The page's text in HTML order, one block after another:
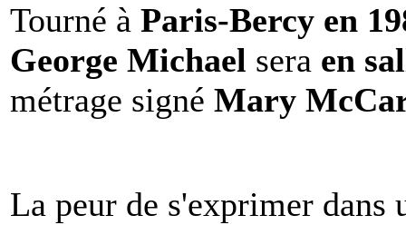
Tourné à Paris-Bercy en
George Michael sera en
métrage signé Mary
La peur de s'exprimer dans